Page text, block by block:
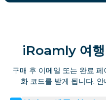
iRoamly 여
구매 후 이메일 또는 완료
화 코드를 받게 됩니다.